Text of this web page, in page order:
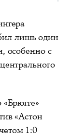
лишь один
особенно с
«Астон
1:0